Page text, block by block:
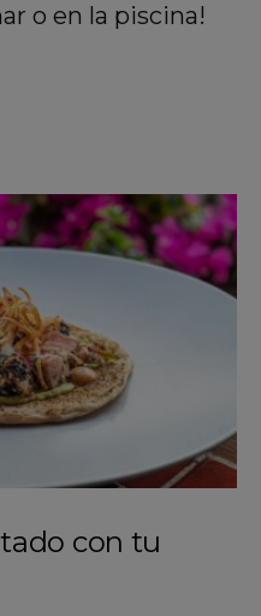
o en la piscina!
con tu